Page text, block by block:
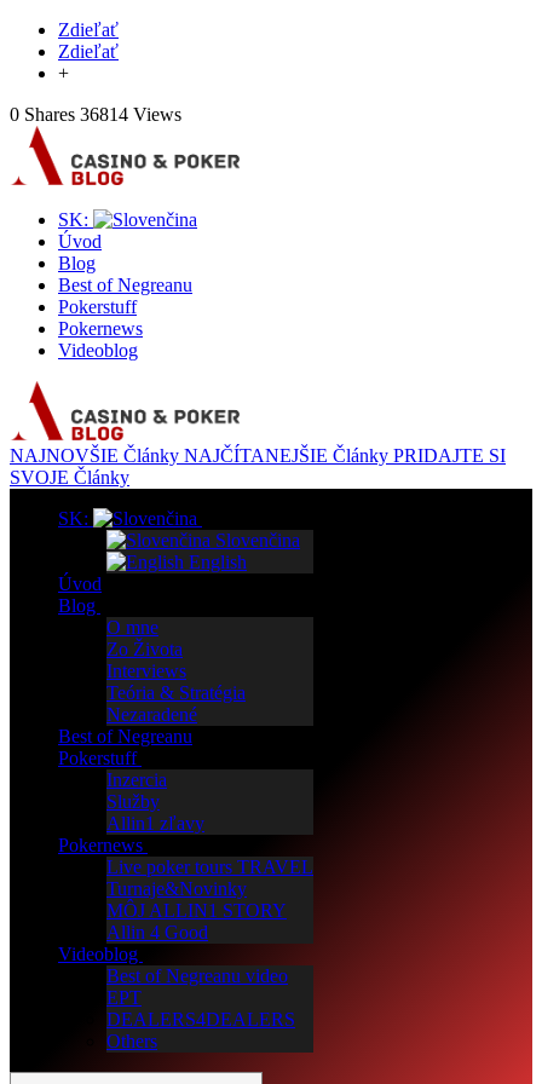
Zdieľať
Zdieľať
+
0 Shares 36814 Views
SK:
Úvod
Blog
Best of Negreanu
Pokerstuff
Pokernews
Videoblog
NAJNOVŠIE Články NAJČÍTANEJŠIE Články PRIDAJTE SI
SVOJE Články
SK:
Slovenčina
English
Úvod
Blog
O mne
Zo Života
Interviews
Teória & Stratégia
Nezaradené
Best of Negreanu
Pokerstuff
Inzercia
Služby
Allin1 zľavy
Pokernews
Live poker tours TRAVEL
Turnaje&Novinky
MÔJ ALLIN1 STORY
Allin 4 Good
Videoblog
Best of Negreanu video
EPT
DEALERS4DEALERS
Others